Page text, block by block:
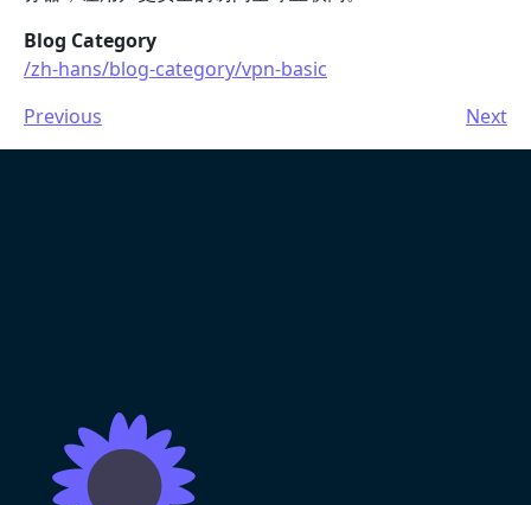
Blog Category
/zh-hans/blog-category/vpn-basic
Previous
Next